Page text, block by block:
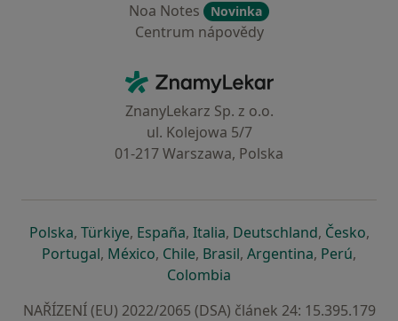
Noa Notes
Novinka
Centrum nápovědy
ZnamyLekar - Hlavní stránka
ZnanyLekarz Sp. z o.o.
ul. Kolejowa 5/7
01-217 Warszawa, Polska
Polskase otevře v nové záložce
, Türkiyese otevře v nové záložce
, Españase otevře v nové záložce
, Italiase otevře v nové záložce
, Deutschlandse otevře v
, Českose
,
Portugalse otevře v nové záložce
, Méxicose otevře v nové záložce
, Chilese otevře v nové záložce
, Brasilse otevře v nové
, Argentinase otevře v
, Perúse
,
Colombia
NAŘÍZENÍ (EU) 2022/2065 (DSA) článek 24: 15.395.179